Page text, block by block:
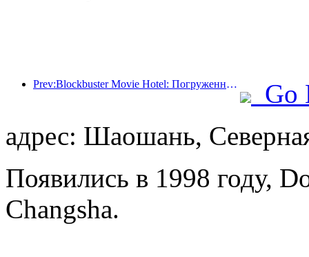
Prev:Blockbuster Movie Hotel: Погруженный в путешествие света и тени, Blockbuster Movie Hotel определяет новый опыт путешествий
Go
адрес: Шаошань,
Появились в 1998 году,
Changsha.